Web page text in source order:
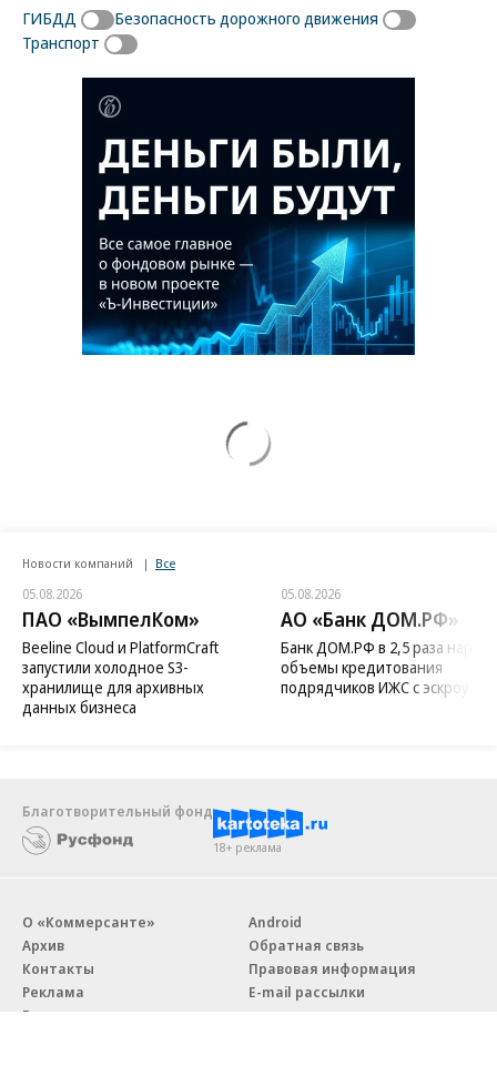
ГИБДД
Безопасность дорожного движения
Транспорт
Новости компаний Все
05.08.2026
ПАО «ВымпелКом»
Beeline Cloud и PlatformCraft
запустили холодное S3-
хранилище для архивных
данных бизнеса
05.08.2026
АО «Банк ДОМ.РФ»
Банк ДОМ.РФ в 2,5 раза
объемы кредитования
подрядчиков ИЖС с эскроу
Благотворительный фонд
18+ реклама
О «Коммерсанте»
Архив
Контакты
Реклама
Вакансии
Android
Обратная связь
Правовая информация
E-mail рассылки